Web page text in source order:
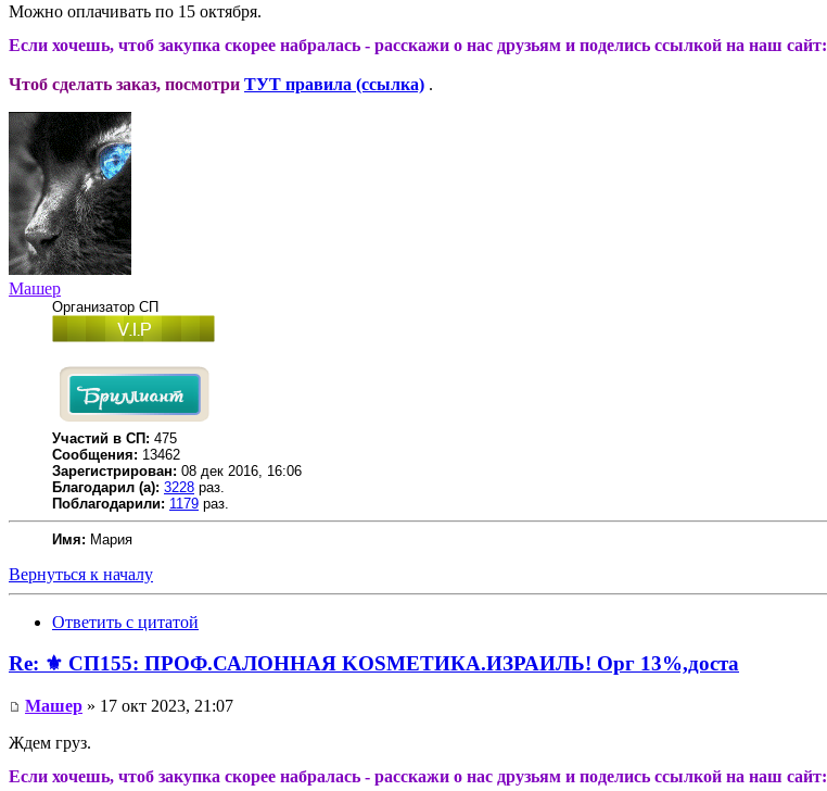
Можно оплачивать по 15 октября.
Если хочешь, чтоб закупка скорее набралась - расскажи о нас друзьям и поделись ссылкой на наш сайт:
Чтоб сделать заказ, посмотри ТУТ правила (ссылка) .
Машер
Организатор СП
Участий в СП: 475
Сообщения: 13462
Зарегистрирован: 08 дек 2016, 16:06
Благодарил (а): 3228 раз.
Поблагодарили: 1179 раз.
Имя: Мария
Вернуться к началу
Ответить с цитатой
Re: ⚜️ СП155: ПРОФ.САЛОННАЯ KОSMЕТИКA.ИЗРАИЛЬ! Орг 13%,доста
Машер » 17 окт 2023, 21:07
Ждем груз.
Если хочешь, чтоб закупка скорее набралась - расскажи о нас друзьям и поделись ссылкой на наш сайт: